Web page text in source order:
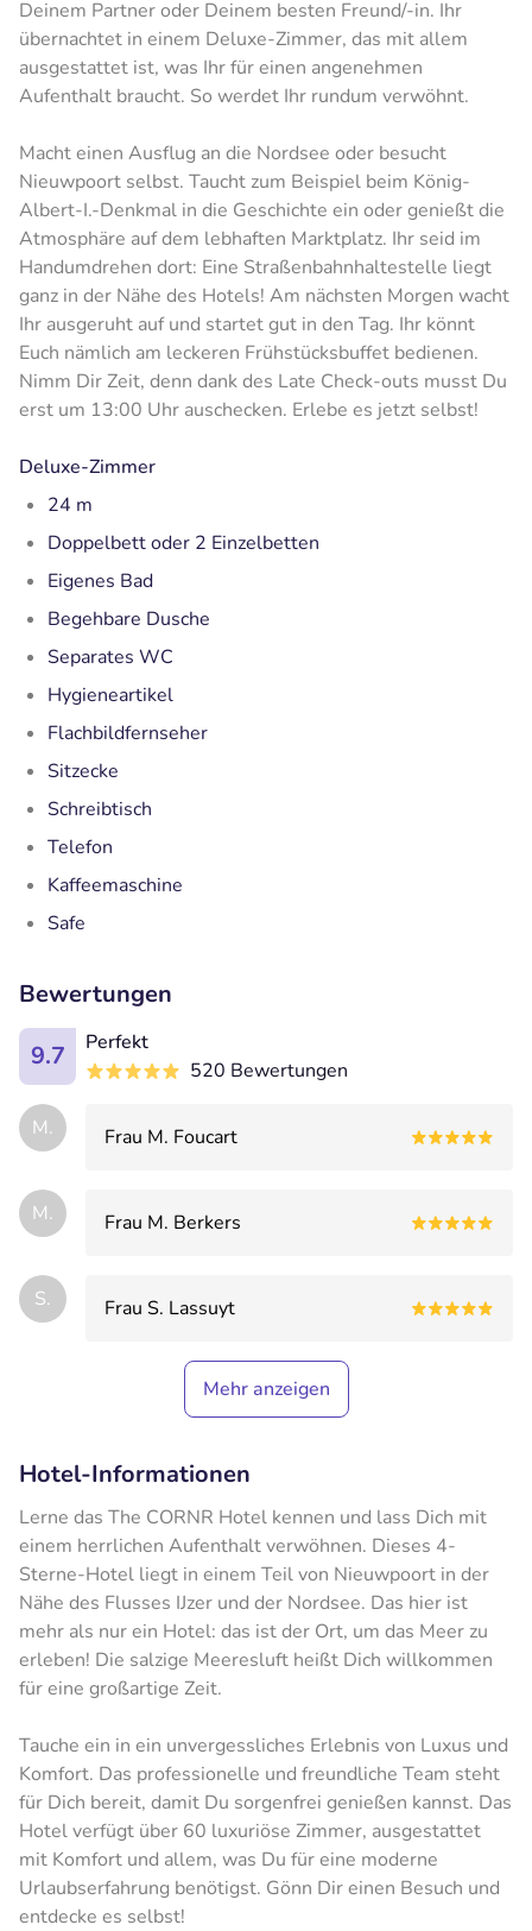
Deinem Partner oder Deinem besten Freund/-in. Ihr
übernachtet in einem Deluxe-Zimmer, das mit allem
ausgestattet ist, was Ihr für einen angenehmen
Aufenthalt braucht. So werdet Ihr rundum verwöhnt.
Macht einen Ausflug an die Nordsee oder besucht
Nieuwpoort selbst. Taucht zum Beispiel beim König-
Albert-I.-Denkmal in die Geschichte ein oder genießt die
Atmosphäre auf dem lebhaften Marktplatz. Ihr seid im
Handumdrehen dort: Eine Straßenbahnhaltestelle liegt
ganz in der Nähe des Hotels! Am nächsten Morgen wacht
Ihr ausgeruht auf und startet gut in den Tag. Ihr könnt
Euch nämlich am leckeren Frühstücksbuffet bedienen.
Nimm Dir Zeit, denn dank des Late Check-outs musst Du
erst um 13:00 Uhr auschecken. Erlebe es jetzt selbst!
Deluxe-Zimmer
24 m
Doppelbett oder 2 Einzelbetten
Eigenes Bad
Begehbare Dusche
Separates WC
Hygieneartikel
Flachbildfernseher
Sitzecke
Schreibtisch
Telefon
Kaffeemaschine
Safe
Bewertungen
9.7
Perfekt
520 Bewertungen
M. Frau M. Foucart
M. Frau M. Berkers
S. Frau S. Lassuyt
Mehr anzeigen
Hotel-Informationen
Lerne das The CORNR Hotel kennen und lass Dich mit
einem herrlichen Aufenthalt verwöhnen. Dieses 4-
Sterne-Hotel liegt in einem Teil von Nieuwpoort in der
Nähe des Flusses IJzer und der Nordsee. Das hier ist
mehr als nur ein Hotel: das ist der Ort, um das Meer zu
erleben! Die salzige Meeresluft heißt Dich willkommen
für eine großartige Zeit.
Tauche ein in ein unvergessliches Erlebnis von Luxus und
Komfort. Das professionelle und freundliche Team steht
für Dich bereit, damit Du sorgenfrei genießen kannst. Das
Hotel verfügt über 60 luxuriöse Zimmer, ausgestattet
mit Komfort und allem, was Du für eine moderne
Urlaubserfahrung benötigst. Gönn Dir einen Besuch und
entdecke es selbst!